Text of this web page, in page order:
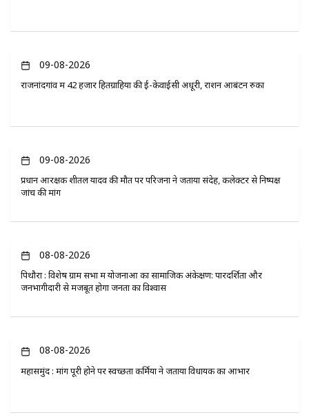
09-08-2026
राजनांदगांव में 42 हजार हितग्राहियों की ई-केवाईसी अधूरी, राशन आबंटन रुका
09-08-2026
प्रधान आरक्षक शीतल यादव की मौत पर परिजनों ने जताया संदेह, कलेक्टर से निष्पक्ष
जांच की मांग
08-08-2026
पिथौरा : विशेष ग्राम सभा में योजनाओं का सामाजिक अंकेक्षण: पारदर्शिता और
जनभागीदारी से मजबूत होगा जनता का विश्वास
08-08-2026
महासमुंद : मांग पूरी होने पर स्वच्छता कर्मियों ने जताया विधायक का आभार